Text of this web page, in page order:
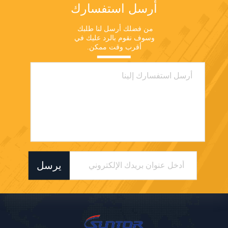
أرسل استفسارك
أقرب وقت ممكن.
يرسل